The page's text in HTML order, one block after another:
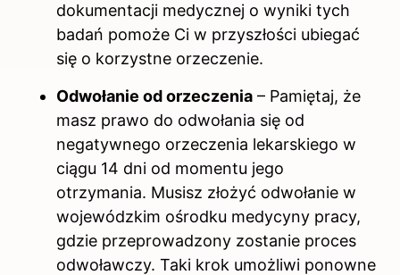
dokumentacji medycznej o wyniki tych
badań pomoże Ci w przyszłości ubiegać
się o korzystne orzeczenie.
Odwołanie od orzeczenia – Pamiętaj, że
masz prawo do odwołania się od
negatywnego orzeczenia lekarskiego w
ciągu 14 dni od momentu jego
otrzymania. Musisz złożyć odwołanie w
wojewódzkim ośrodku medycyny pracy,
gdzie przeprowadzony zostanie proces
odwoławczy. Taki krok umożliwi ponowne